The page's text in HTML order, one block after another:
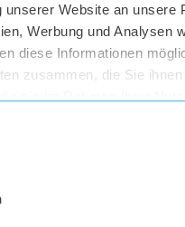
unserer Website an unsere
Werbung und Analysen
diese Informationen
zusammen, die Sie
H5